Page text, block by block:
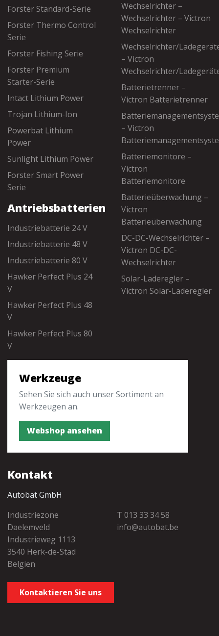
Forster Standard-Serie
Forster Thermo Control
Serie
Forster Fishing Serie
Forster Premium
Starter-Serie
Intact Lithium Power
Trojan Lithium-Ion
Powerbat Lithium
Power
Sunlight Lithium Power
Forster Smart Power
Serie
Antriebsbatterien
Industriebatterie 24 V
Industriebatterie 48 V
Industriebatterie 80 V
Hawker Perfect Plus 24
V
Hawker Perfect Plus 48
V
Hawker Perfect Plus 80
V
Wechselrichter –
Wechselrichter – Victron
Wechselrichter
Wechselrichter/
– Victron
Wechselrichter/
Batterietrenner –
Victron Batterietrenner
– Victron
Batteriemonitore –
Victron
Batteriemonitore
Batterieüberwachung –
Victron
Batterieüberwachung
DC-DC-Wechselrichter –
Victron DC-DC-
Wechselrichter
Solar-Laderegler –
Victron Solar-Laderegler
Werkzeuge
Sehen Sie sich auch unser Sortiment an
Werkzeugen an.
Webshop ansehen
Kontakt
Autobat GmbH
Industriezone
Daelemveld
Industrieweg 1113
3540 Herk-de-Stad
Belgien
T 013 33 34 58
info@autobat.be
Kontaktieren Sie uns